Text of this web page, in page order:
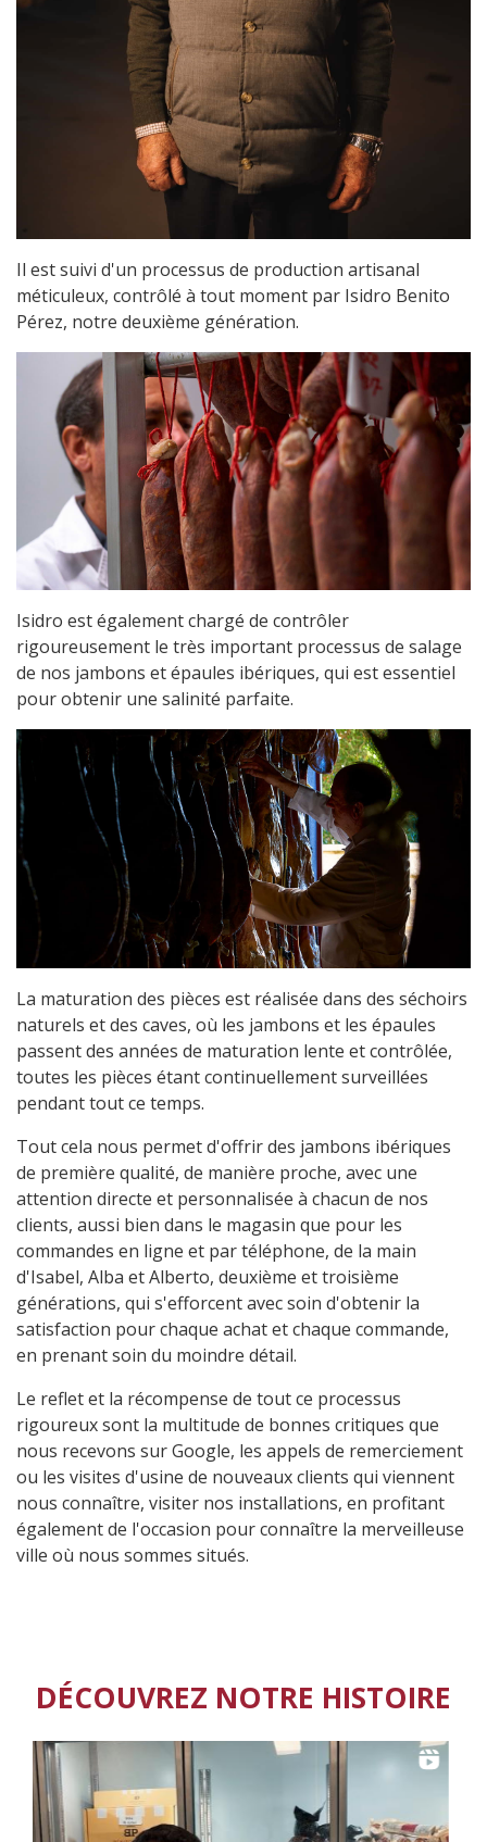
Il est suivi d'un processus de production artisanal
méticuleux, contrôlé à tout moment par Isidro Benito
Pérez, notre deuxième génération.
Isidro est également chargé de contrôler
rigoureusement le très important processus de salage
de nos jambons et épaules ibériques, qui est essentiel
pour obtenir une salinité parfaite.
La maturation des pièces est réalisée dans des séchoirs
naturels et des caves, où les jambons et les épaules
passent des années de maturation lente et contrôlée,
toutes les pièces étant continuellement surveillées
pendant tout ce temps.
Tout cela nous permet d'offrir des jambons ibériques
de première qualité, de manière proche, avec une
attention directe et personnalisée à chacun de nos
clients, aussi bien dans le magasin que pour les
commandes en ligne et par téléphone, de la main
d'Isabel, Alba et Alberto, deuxième et troisième
générations, qui s'efforcent avec soin d'obtenir la
satisfaction pour chaque achat et chaque commande,
en prenant soin du moindre détail.
Le reflet et la récompense de tout ce processus
rigoureux sont la multitude de bonnes critiques que
nous recevons sur Google, les appels de remerciement
ou les visites d'usine de nouveaux clients qui viennent
nous connaître, visiter nos installations, en profitant
également de l'occasion pour connaître la merveilleuse
ville où nous sommes situés.
DÉCOUVREZ NOTRE HISTOIRE